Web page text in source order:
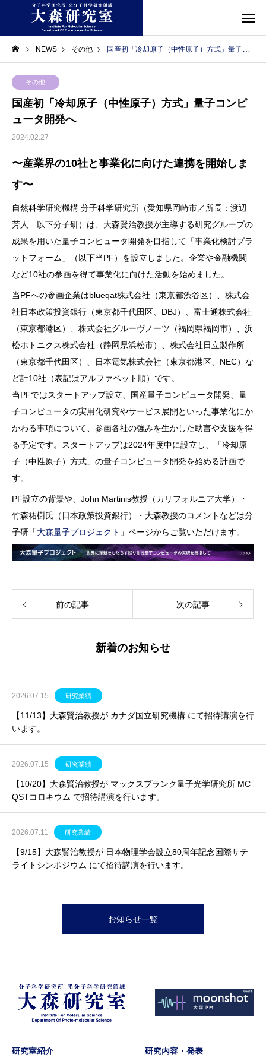
NEWS その他 国産初「冷却原子（中性原子）方式」量子コンピュータ開発へ
その他
国産初「冷却原子（中性原子）方式」量子コンピ
ュータ開発へ
2024.02.27
〜産業界の10社と事業化に向けた連携を開始しま
す〜
自然科学研究機構 分子科学研究所（愛知県岡崎市／所長：渡辺
芳人 以下分子研）は、大森賢治教授が主導する研究グループの
成果を用いた量子コンピュータ開発を目指して「事業化検討プラ
ットフォーム」（以下当PF）を設立しました。企業や金融機関
など10社の参画を得て事業化に向けた活動を始めました。
当PFへの参画企業はblueqat株式会社（東京都渋谷区）、株式会
社日本政策投資銀行（東京都千代田区、DBJ）、富士通株式会社
（東京都港区）、株式会社グルーヴノーツ（福岡県福岡市）、浜
松ホトニクス株式会社（静岡県浜松市）、株式会社日立製作所
（東京都千代田区）、日本電気株式会社（東京都港区、NEC）な
ど計10社（表記はアルファベット順）です。
当PFではスタートアップ設立、国産量子コンピュータ開発、量
子コンピュータの実用化研究やサービス展開といった事業化にか
かわる事項について、参画各社の強みを生かした助言や支援を得
る予定です。スタートアップは2024年度中に設立し、「冷却原
子（中性原子）方式」の量子コンピュータ開発を始める計画で
す。
PF設立の背景や、John Martinis教授（カリフォルニア大学）・
竹森祐樹氏（日本政策投資銀行）・大森教授のコメントなどは分
子研「大森量子プロジェクト 」ページからご覧いただけます。
前の記事 次の記事
新着のお知らせ
2026.07.15 研究業績
【11/13】大森賢治教授が カナダ国立研究機構 にて招待講演を行
います。
2026.07.15 研究業績
【10/20】大森賢治教授が マックスプランク量子光学研究所 MC
QSTコロキウム で招待講演を行います。
2026.07.11 研究業績
【9/15】大森賢治教授が 日本物理学会設立80周年記念国際サテ
ライトシンポジウム にて招待講演を行います。
お知らせ一覧
研究室紹介 研究内容・発表